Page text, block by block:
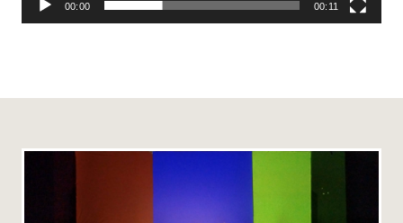
00:00 00:11
Play
time
Toggle
Mute
Toggle